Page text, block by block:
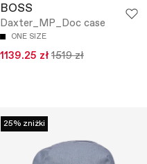
BOSS
Daxter_MP_Doc case
ONE SIZE
1139.25 zł 1519 zł
25% zniżki